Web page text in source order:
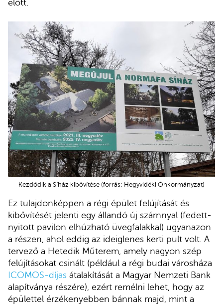
előtt.
Kezdődik a Síház kibővítése (forrás: Hegyvidéki Önkormányzat)
Ez tulajdonképpen a régi épület felújítását és
kibővítését jelenti egy állandó új szárnnyal (fedett-
nyitott pavilon elhúzható üvegfalakkal) ugyanazon
a részen, ahol eddig az ideiglenes kerti pult volt. A
tervező a Hetedik Műterem, amely nagyon szép
felújításokat csinált (például a régi budai városháza
ICOMOS-díjas átalakítását a Magyar Nemzeti Bank
alapítványa részére), ezért remélni lehet, hogy az
épülettel érzékenyebben bánnak majd, mint a